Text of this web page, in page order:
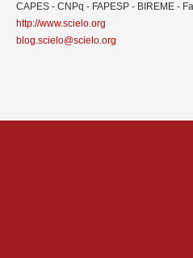
CAPES - CNPq - FAPESP - BIREME -
http://www.scielo.org
blog.scielo@scielo.org